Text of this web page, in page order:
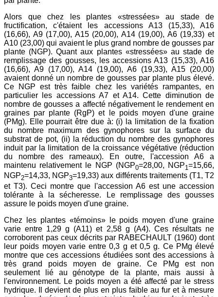
Alors que chez les plantes «stressées» au stade de
fructification, c'étaient les accessions A13 (15,33), A16
(16,66), A9 (17,00), A15 (20,00), A14 (19,00), A6 (19,33) et
A10 (23,00) qui avaient le plus grand nombre de gousses par
plante (NGP). Quant aux plantes «stressées» au stade de
remplissage des gousses, les accessions A13 (15,33), A16
(16,66), A9 (17,00), A14 (19,00), A6 (19,33), A15 (20,00)
avaient donné un nombre de gousses par plante plus élevé.
Ce NGP est très faible chez les variétés rampantes, en
particulier les accessions A7 et A14. Cette diminution de
nombre de gousses a affecté négativement le rendement en
graines par plante (RgP) et le poids moyen d'une graine
(PMg). Elle pourrait être due à: (i) la limitation de la fixation
du nombre maximum des gynophores sur la surface du
substrat de pot, (ii) la réduction du nombre des gynophores
induit par la limitation de la croissance végétative (réduction
du nombre des rameaux). En outre, l'accession A6 a
maintenu relativement le NGP (NGP0=28,00, NGP1=15,66,
NGP2=14,33, NGP3=19,33) aux différents traitements (T1, T2
et T3). Ceci montre que l'accession A6 est une accession
tolérante à la sécheresse. Le remplissage des gousses
assure le poids moyen d'une graine.
Chez les plantes «témoins» le poids moyen d'une graine
varie entre 1,29 g (A11) et 2,58 g (A4). Ces résultats ne
corroborent pas ceux décrits par RABECHAULT (1960) dont
leur poids moyen varie entre 0,3 g et 0,5 g. Ce PMg élevé
montre que ces accessions étudiées sont des accessions à
très grand poids moyen de graine. Ce PMg est non
seulement lié au génotype de la plante, mais aussi à
l'environnement. Le poids moyen a été affecté par le stress
hydrique. Il devient de plus en plus faible au fur et à mesure